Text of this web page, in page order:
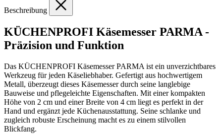
Beschreibung
KÜCHENPROFI Käsemesser PARMA -
Präzision und Funktion
Das KÜCHENPROFI Käsemesser PARMA ist ein unverzichtbares
Werkzeug für jeden Käseliebhaber. Gefertigt aus hochwertigem
Metall, überzeugt dieses Käsemesser durch seine langlebige
Bauweise und pflegeleichte Eigenschaften. Mit einer kompakten
Höhe von 2 cm und einer Breite von 4 cm liegt es perfekt in der
Hand und ergänzt jede Küchenausstattung. Seine schlanke und
zugleich robuste Erscheinung macht es zu einem stilvollen
Blickfang.